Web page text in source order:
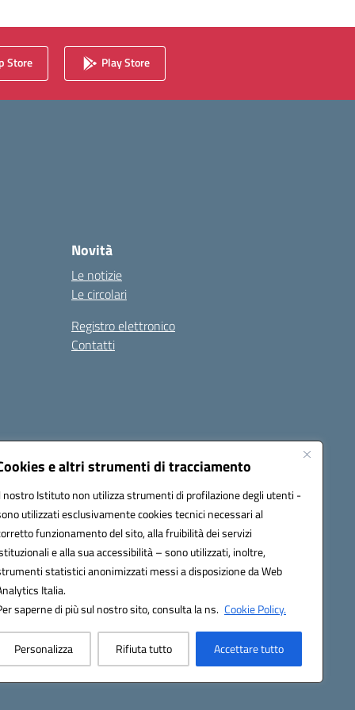
e altri strumenti di tracciamento
nostro Istituto non utilizza strumenti di profilazione degli utenti -
utilizzati esclusivamente cookies tecnici necessari al
funzionamento del sito, alla fruibilità dei servizi
e alla sua accessibilità – sono utilizzati, inoltre,
statistici anonimizzati messi a disposizione da Web
Italia.
saperne di più sul nostro sito, consulta la ns. Cookie Policy.
Personalizza Rifiuta tutto Accettare tutto
Store Play Store
Novità
Le notizie
Le circolari
Registro elettronico
Contatti